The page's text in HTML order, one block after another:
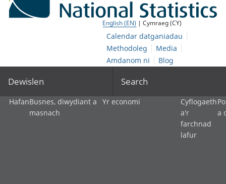
English (EN) | Cymraeg (CY)
Calendar datganiadau
Methodoleg
Media
Amdanom ni
Blog
Dewislen Search
HafanBusnes, diwydiant a
masnach
Yr economi
Cyflogaeth
a'r
farchnad
lafur
a